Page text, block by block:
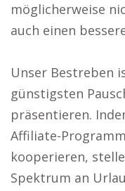
möglicherweise
auch einen
Unser Bestreben
günstigsten
präsentieren.
Affiliate-
kooperieren,
Spektrum an